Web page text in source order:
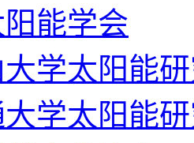
阳能学会
学太阳能
大学太阳能